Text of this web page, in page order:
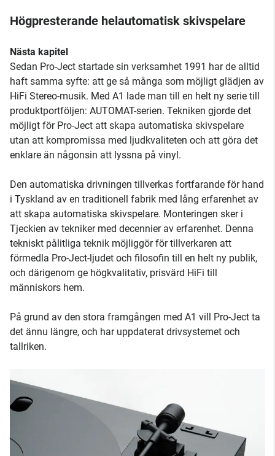
Högpresterande helautomatisk skivspelare
Nästa kapitel
Sedan Pro-Ject startade sin verksamhet 1991 har de alltid
haft samma syfte: att ge så många som möjligt glädjen av
HiFi Stereo-musik. Med A1 lade man till en helt ny serie till
produktportföljen: AUTOMAT-serien. Tekniken gjorde det
möjligt för Pro-Ject att skapa automatiska skivspelare
utan att kompromissa med ljudkvaliteten och att göra det
enklare än någonsin att lyssna på vinyl.
Den automatiska drivningen tillverkas fortfarande för hand
i Tyskland av en traditionell fabrik med lång erfarenhet av
att skapa automatiska skivspelare. Monteringen sker i
Tjeckien av tekniker med decennier av erfarenhet. Denna
tekniskt pålitliga teknik möjliggör för tillverkaren att
förmedla Pro-Ject-ljudet och filosofin till en helt ny publik,
och därigenom ge högkvalitativ, prisvärd HiFi till
människors hem.
På grund av den stora framgången med A1 vill Pro-Ject ta
det ännu längre, och har uppdaterat drivsystemet och
tallriken.